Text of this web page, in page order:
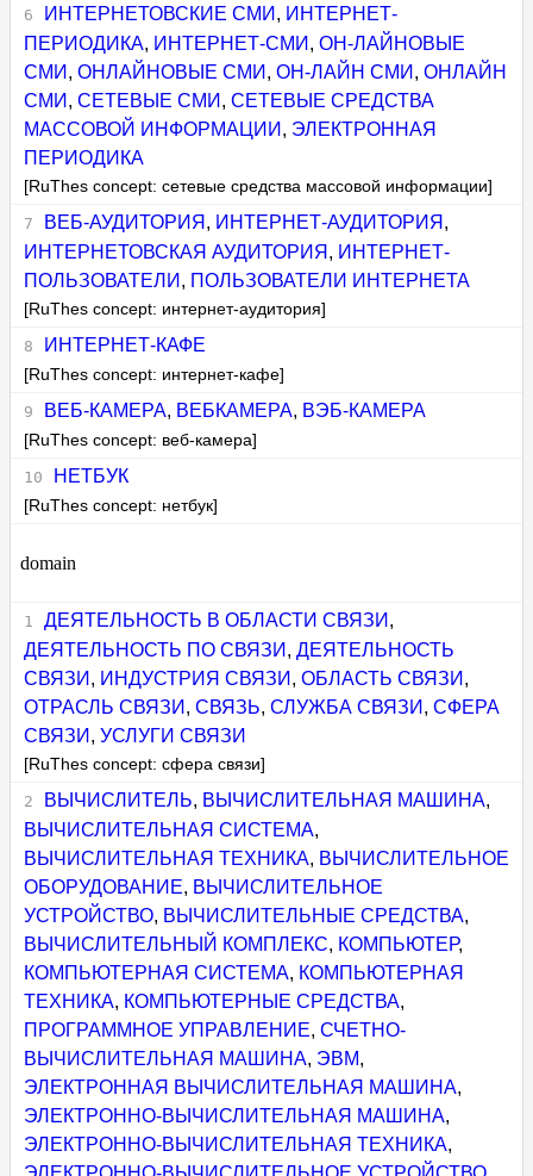
ИНТЕРНЕТОВСКИЕ СМИ , ИНТЕРНЕТ-
ПЕРИОДИКА, ИНТЕРНЕТ-СМИ ,ОН-ЛАЙНОВЫЕ
СМИ ,ОНЛАЙНОВЫЕ СМИ ,ОН-ЛАЙН СМИ ,ОНЛАЙН
СМИ ,СЕТЕВЫЕ СМИ ,СЕТЕВЫЕ СРЕДСТВА
МАССОВОЙ ИНФОРМАЦИИ , ЭЛЕКТРОННАЯ
ПЕРИОДИКА
[RuThes concept: сетевые средства массовой информации]
ВЕБ-АУДИТОРИЯ , ИНТЕРНЕТ-АУДИТОРИЯ ,
ИНТЕРНЕТОВСКАЯ АУДИТОРИЯ , ИНТЕРНЕТ-
ПОЛЬЗОВАТЕЛИ , ПОЛЬЗОВАТЕЛИ ИНТЕРНЕТА
[RuThes concept: интернет-аудитория]
ИНТЕРНЕТ-КАФЕ
[RuThes concept: интернет-кафе]
ВЕБ-КАМЕРА, ВЕБКАМЕРА, ВЭБ-КАМЕРА
[RuThes concept: веб-камера]
НЕТБУК
[RuThes concept: нетбук]
domain
ДЕЯТЕЛЬНОСТЬ В ОБЛАСТИ СВЯЗИ ,
ДЕЯТЕЛЬНОСТЬ ПО СВЯЗИ ,ДЕЯТЕЛЬНОСТЬ
СВЯЗИ , ИНДУСТРИЯ СВЯЗИ ,ОБЛАСТЬ СВЯЗИ ,
ОТРАСЛЬ СВЯЗИ ,СВЯЗЬ,СЛУЖБА СВЯЗИ ,СФЕРА
СВЯЗИ ,УСЛУГИ СВЯЗИ
[RuThes concept: сфера связи]
ВЫЧИСЛИТЕЛЬ, ВЫЧИСЛИТЕЛЬНАЯ МАШИНА,
ВЫЧИСЛИТЕЛЬНАЯ СИСТЕМА,
ВЫЧИСЛИТЕЛЬНАЯ ТЕХНИКА, ВЫЧИСЛИТЕЛЬНОЕ
ОБОРУДОВАНИЕ, ВЫЧИСЛИТЕЛЬНОЕ
УСТРОЙСТВО, ВЫЧИСЛИТЕЛЬНЫЕ СРЕДСТВА,
ВЫЧИСЛИТЕЛЬНЫЙ КОМПЛЕКС, КОМПЬЮТЕР,
КОМПЬЮТЕРНАЯ СИСТЕМА, КОМПЬЮТЕРНАЯ
ТЕХНИКА, КОМПЬЮТЕРНЫЕ СРЕДСТВА,
ПРОГРАММНОЕ УПРАВЛЕНИЕ,СЧЕТНО-
ВЫЧИСЛИТЕЛЬНАЯ МАШИНА, ЭВМ,
ЭЛЕКТРОННАЯ ВЫЧИСЛИТЕЛЬНАЯ МАШИНА,
ЭЛЕКТРОННО-ВЫЧИСЛИТЕЛЬНАЯ МАШИНА,
ЭЛЕКТРОННО-ВЫЧИСЛИТЕЛЬНАЯ ТЕХНИКА,